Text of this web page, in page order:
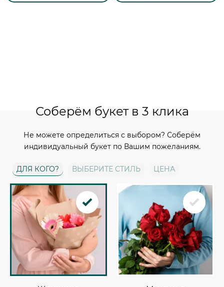
Соберём букет в 3 клика
Не можете определиться с выбором? Соберём
индивидуальный букет по Вашим пожеланиям.
ДЛЯ КОГО? ВЫБЕРИТЕ СТИЛЬ ЦЕНА